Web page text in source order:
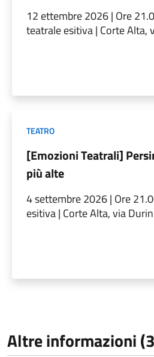
12 ettembre 2026 | Ore
teatrale esitiva | Corte Alta,
TEATRO
[Emozioni Teatrali]
più alte
4 settembre 2026 | Ore
esitiva | Corte Alta, via
Altre informazioni